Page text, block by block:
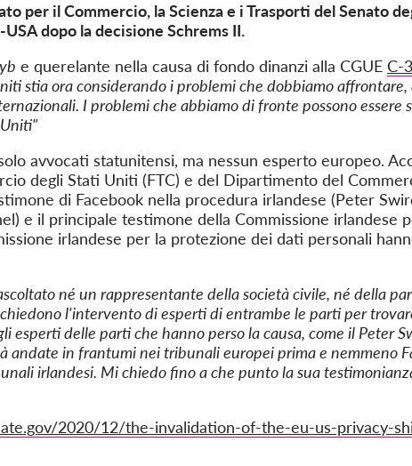
per il Commercio, la Scienza e i Trasporti del Senato
dopo la decisione Schrems II.
e querelante nella causa di fondo dinanzi alla CGUE C-
stia ora considerando i problemi che dobbiamo affrontare,
I problemi che abbiamo di fronte possono essere
avvocati statunitensi, ma nessun esperto europeo.
degli Stati Uniti (FTC) e del Dipartimento del
di Facebook nella procedura irlandese (Peter
e il principale testimone della Commissione irlandese
irlandese per la protezione dei dati personali
né un rappresentante della società civile, né della
l'intervento di esperti di entrambe le parti per
delle parti che hanno perso la causa, come il Peter
andate in frantumi nei tribunali europei prima e nemmeno
irlandesi. Mi chiedo fino a che punto la sua
2020/12/the-invalidation-of-the-eu-us-privacy-